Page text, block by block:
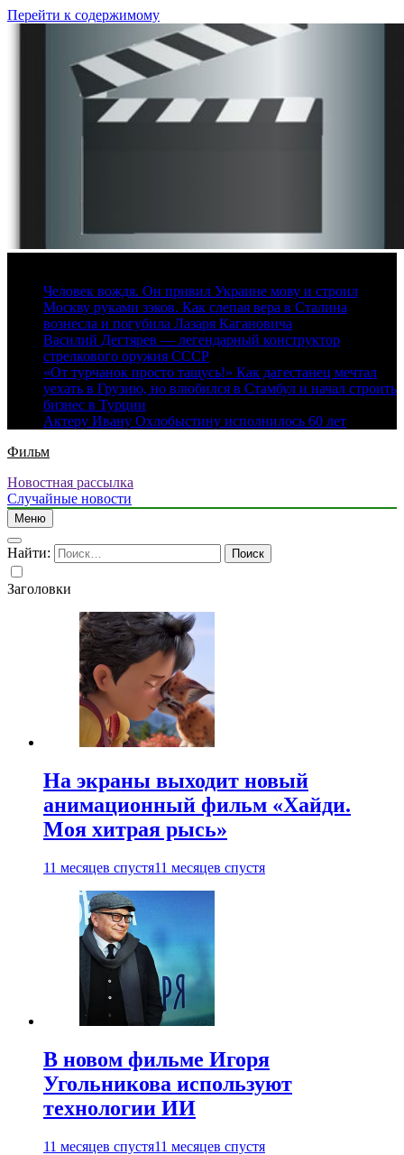
Перейти к содержимому
Человек вождя. Он привил Украине мову и строил
Москву руками зэков. Как слепая вера в Сталина
вознесла и погубила Лазаря Кагановича
Василий Дегтярев — легендарный конструктор
стрелкового оружия СССР
«От турчанок просто тащусь!» Как дагестанец мечтал
уехать в Грузию, но влюбился в Стамбул и начал строить
бизнес в Турции
Актеру Ивану Охлобыстину исполнилось 60 лет
Фильм
Новостная рассылка
Случайные новости
Меню
Найти:
Заголовки
На экраны выходит новый
анимационный фильм «Хайди.
Моя хитрая рысь»
11 месяцев спустя11 месяцев спустя
В новом фильме Игоря
Угольникова используют
технологии ИИ
11 месяцев спустя11 месяцев спустя